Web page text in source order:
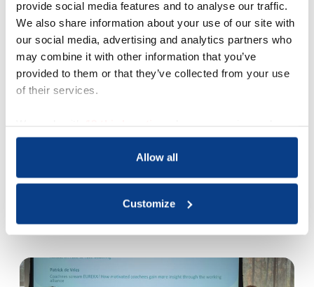
provide social media features and to analyse our traffic.
We also share information about your use of our site with
our social media, advertising and analytics partners who
may combine it with other information that you’ve
provided to them or that they’ve collected from your use
of their services.
process your information.
Allow all
Customize
commissie wetenschappelijk onderzoek is
ingericht. Deze is samengesteld uit
wetenschappers verbonden aan universiteiten,
beroepscoaches met een wetenschappelijke
achtergrond en interesse en het NOBCO-
bestuurslid Onderzoek. Zij stellen zich ten doel
kennis over en van wetenschappelijk onderzoek
NOBCO heeft de Thesisprijs in het leven
geroepen om zo wetenschappelijk onderzoek
stimuleren. De Thesisprijs is in 2010 ingesteld en
wordt tweejaarlijks uitgeloofd.